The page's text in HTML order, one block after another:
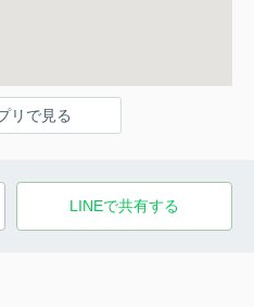
リで見る
LINEで共有する